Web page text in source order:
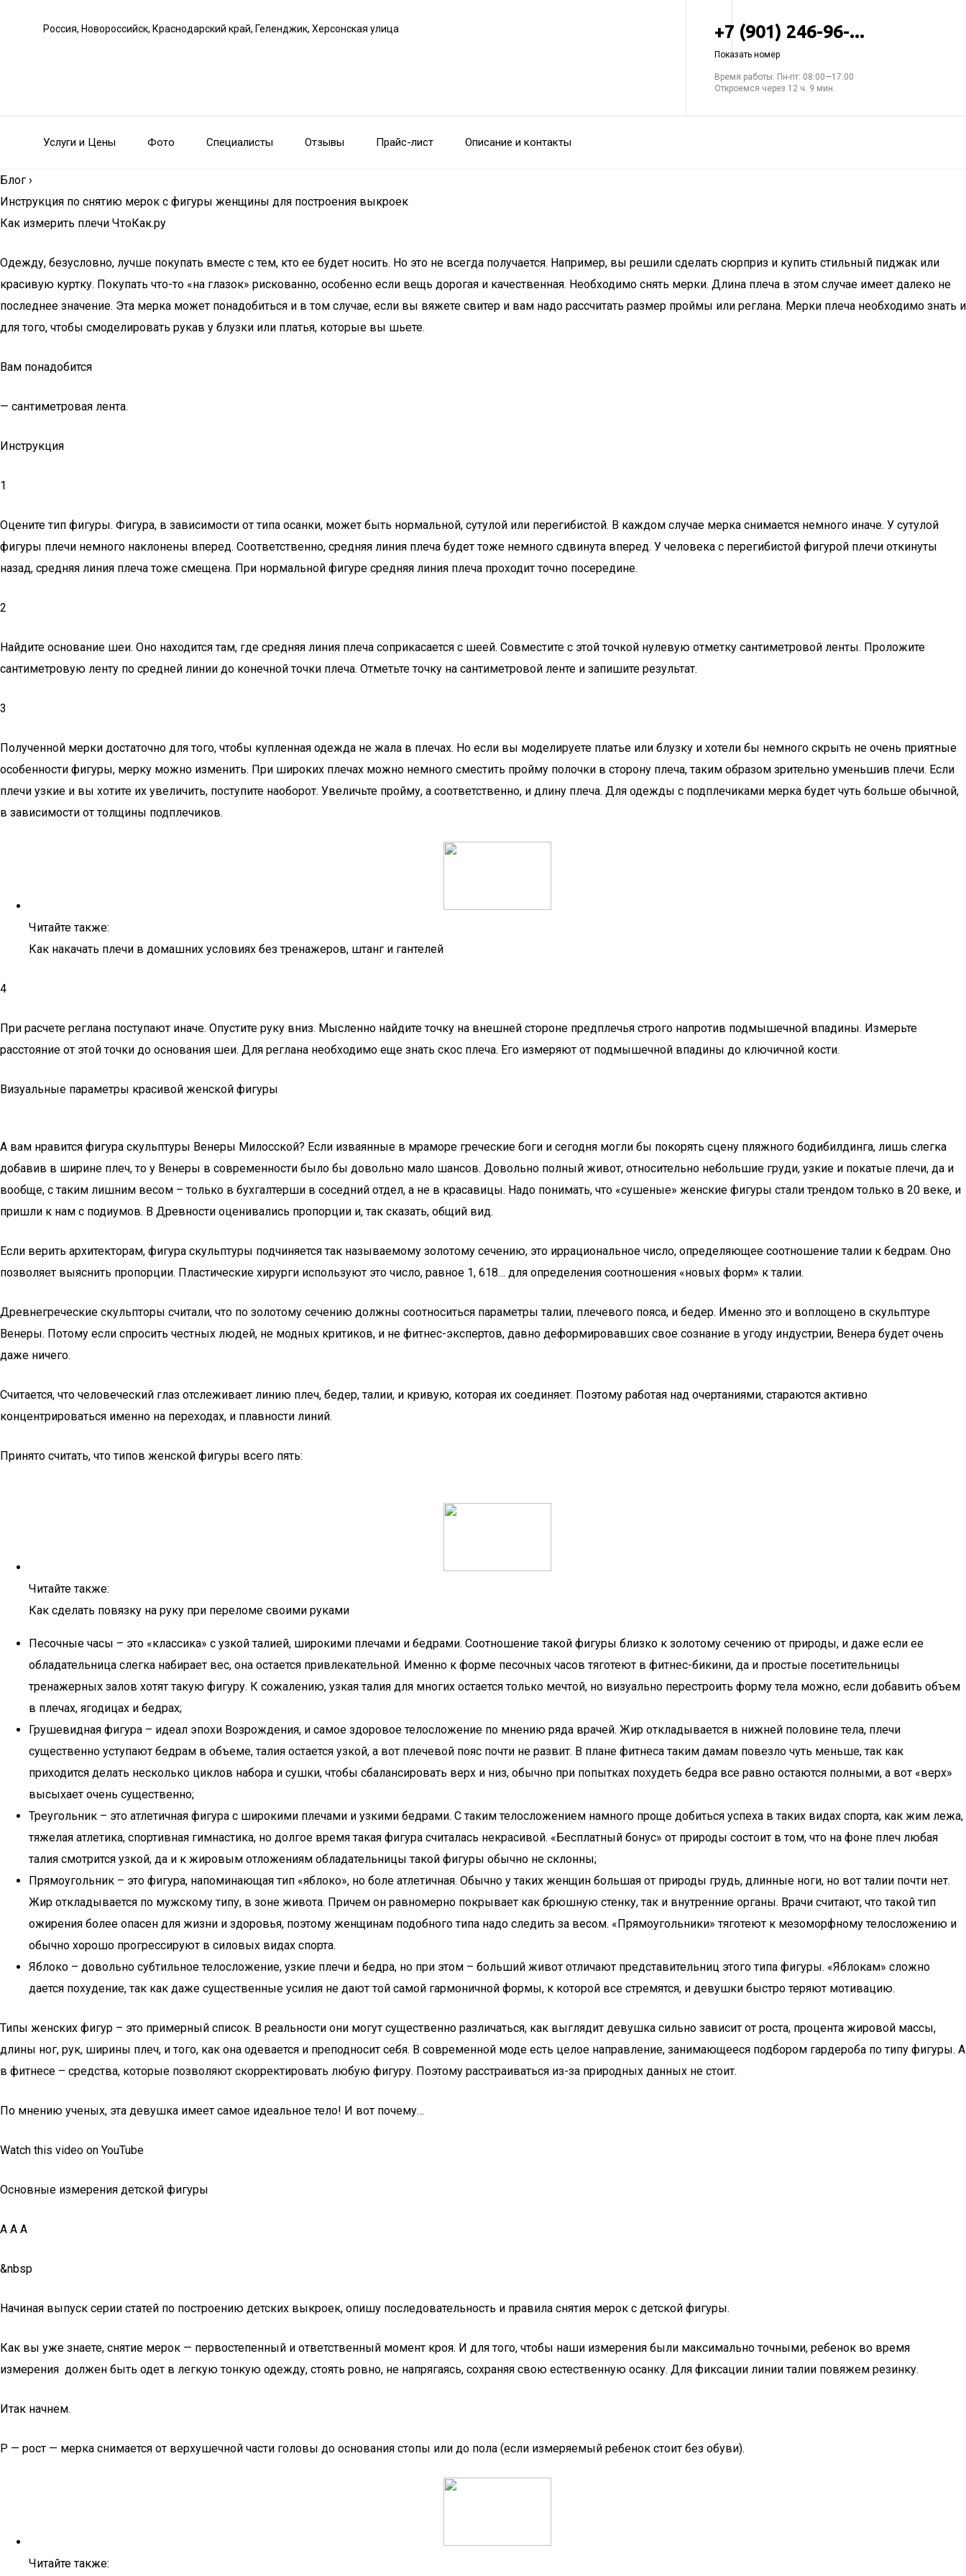
Россия, Новороссийск, Краснодарский край, Геленджик, Херсонская улица +7 (901) 246-96-...
Показать номер
Время работы: Пн-пт: 08:00—17:00
Откроемся через 12 ч. 9 мин.
Услуги и Цены Фото Специалисты Отзывы Прайс-лист Описание и контакты
Блог ›
Инструкция по снятию мерок с фигуры женщины для построения выкроек
Как измерить плечи ЧтоКак.ру
Одежду, безусловно, лучше покупать вместе с тем, кто ее будет носить. Но это не всегда получается. Например, вы решили сделать сюрприз и купить стильный пиджак или
красивую куртку. Покупать что-то «на глазок» рискованно, особенно если вещь дорогая и качественная. Необходимо снять мерки. Длина плеча в этом случае имеет далеко не
последнее значение. Эта мерка может понадобиться и в том случае, если вы вяжете свитер и вам надо рассчитать размер проймы или реглана. Мерки плеча необходимо знать и
для того, чтобы смоделировать рукав у блузки или платья, которые вы шьете.
Вам понадобится
— сантиметровая лента.
Инструкция
1
Оцените тип фигуры. Фигура, в зависимости от типа осанки, может быть нормальной, сутулой или перегибистой. В каждом случае мерка снимается немного иначе. У сутулой
фигуры плечи немного наклонены вперед. Соответственно, средняя линия плеча будет тоже немного сдвинута вперед. У человека с перегибистой фигурой плечи откинуты
назад, средняя линия плеча тоже смещена. При нормальной фигуре средняя линия плеча проходит точно посередине.
2
Найдите основание шеи. Оно находится там, где средняя линия плеча соприкасается с шеей. Совместите с этой точкой нулевую отметку сантиметровой ленты. Проложите
сантиметровую ленту по средней линии до конечной точки плеча. Отметьте точку на сантиметровой ленте и запишите результат.
3
Полученной мерки достаточно для того, чтобы купленная одежда не жала в плечах. Но если вы моделируете платье или блузку и хотели бы немного скрыть не очень приятные
особенности фигуры, мерку можно изменить. При широких плечах можно немного сместить пройму полочки в сторону плеча, таким образом зрительно уменьшив плечи. Если
плечи узкие и вы хотите их увеличить, поступите наоборот. Увеличьте пройму, а соответственно, и длину плеча. Для одежды с подплечиками мерка будет чуть больше обычной,
в зависимости от толщины подплечиков.
Читайте также:
Как накачать плечи в домашних условиях без тренажеров, штанг и гантелей
4
При расчете реглана поступают иначе. Опустите руку вниз. Мысленно найдите точку на внешней стороне предплечья строго напротив подмышечной впадины. Измерьте
расстояние от этой точки до основания шеи. Для реглана необходимо еще знать скос плеча. Его измеряют от подмышечной впадины до ключичной кости.
Визуальные параметры красивой женской фигуры
А вам нравится фигура скульптуры Венеры Милосской? Если изваянные в мраморе греческие боги и сегодня могли бы покорять сцену пляжного бодибилдинга, лишь слегка
добавив в ширине плеч, то у Венеры в современности было бы довольно мало шансов. Довольно полный живот, относительно небольшие груди, узкие и покатые плечи, да и
вообще, с таким лишним весом – только в бухгалтерши в соседний отдел, а не в красавицы. Надо понимать, что «сушеные» женские фигуры стали трендом только в 20 веке, и
пришли к нам с подиумов. В Древности оценивались пропорции и, так сказать, общий вид.
Если верить архитекторам, фигура скульптуры подчиняется так называемому золотому сечению, это иррациональное число, определяющее соотношение талии к бедрам. Оно
позволяет выяснить пропорции. Пластические хирурги используют это число, равное 1, 618… для определения соотношения «новых форм» к талии.
Древнегреческие скульпторы считали, что по золотому сечению должны соотноситься параметры талии, плечевого пояса, и бедер. Именно это и воплощено в скульптуре
Венеры. Потому если спросить честных людей, не модных критиков, и не фитнес-экспертов, давно деформировавших свое сознание в угоду индустрии, Венера будет очень
даже ничего.
Считается, что человеческий глаз отслеживает линию плеч, бедер, талии, и кривую, которая их соединяет. Поэтому работая над очертаниями, стараются активно
концентрироваться именно на переходах, и плавности линий.
Принято считать, что типов женской фигуры всего пять:
Читайте также:
Как сделать повязку на руку при переломе своими руками
Песочные часы – это «классика» с узкой талией, широкими плечами и бедрами. Соотношение такой фигуры близко к золотому сечению от природы, и даже если ее
обладательница слегка набирает вес, она остается привлекательной. Именно к форме песочных часов тяготеют в фитнес-бикини, да и простые посетительницы
тренажерных залов хотят такую фигуру. К сожалению, узкая талия для многих остается только мечтой, но визуально перестроить форму тела можно, если добавить объем
в плечах, ягодицах и бедрах;
Грушевидная фигура – идеал эпохи Возрождения, и самое здоровое телосложение по мнению ряда врачей. Жир откладывается в нижней половине тела, плечи
существенно уступают бедрам в объеме, талия остается узкой, а вот плечевой пояс почти не развит. В плане фитнеса таким дамам повезло чуть меньше, так как
приходится делать несколько циклов набора и сушки, чтобы сбалансировать верх и низ, обычно при попытках похудеть бедра все равно остаются полными, а вот «верх»
высыхает очень существенно;
Треугольник – это атлетичная фигура с широкими плечами и узкими бедрами. С таким телосложением намного проще добиться успеха в таких видах спорта, как жим лежа,
тяжелая атлетика, спортивная гимнастика, но долгое время такая фигура считалась некрасивой. «Бесплатный бонус» от природы состоит в том, что на фоне плеч любая
талия смотрится узкой, да и к жировым отложениям обладательницы такой фигуры обычно не склонны;
Прямоугольник – это фигура, напоминающая тип «яблоко», но боле атлетичная. Обычно у таких женщин большая от природы грудь, длинные ноги, но вот талии почти нет.
Жир откладывается по мужскому типу, в зоне живота. Причем он равномерно покрывает как брюшную стенку, так и внутренние органы. Врачи считают, что такой тип
ожирения более опасен для жизни и здоровья, поэтому женщинам подобного типа надо следить за весом. «Прямоугольники» тяготеют к мезоморфному телосложению и
обычно хорошо прогрессируют в силовых видах спорта.
Яблоко – довольно субтильное телосложение, узкие плечи и бедра, но при этом – больший живот отличают представительниц этого типа фигуры. «Яблокам» сложно
дается похудение, так как даже существенные усилия не дают той самой гармоничной формы, к которой все стремятся, и девушки быстро теряют мотивацию.
Типы женских фигур – это примерный список. В реальности они могут существенно различаться, как выглядит девушка сильно зависит от роста, процента жировой массы,
длины ног, рук, ширины плеч, и того, как она одевается и преподносит себя. В современной моде есть целое направление, занимающееся подбором гардероба по типу фигуры. А
в фитнесе – средства, которые позволяют скорректировать любую фигуру. Поэтому расстраиваться из-за природных данных не стоит.
По мнению ученых, эта девушка имеет самое идеальное тело! И вот почему…
Watch this video on YouTube
Основные измерения детской фигуры
А А А
&nbsp
Начиная выпуск серии статей по построению детских выкроек, опишу последовательность и правила снятия мерок с детской фигуры.
Как вы уже знаете, снятие мерок — первостепенный и ответственный момент кроя. И для того, чтобы наши измерения были максимально точными, ребенок во время
измерения должен быть одет в легкую тонкую одежду, стоять ровно, не напрягаясь, сохраняя свою естественную осанку. Для фиксации линии талии повяжем резинку.
Итак начнем.
Р — рост — мерка снимается от верхушечной части головы до основания стопы или до пола (если измеряемый ребенок стоит без обуви).
Читайте также: